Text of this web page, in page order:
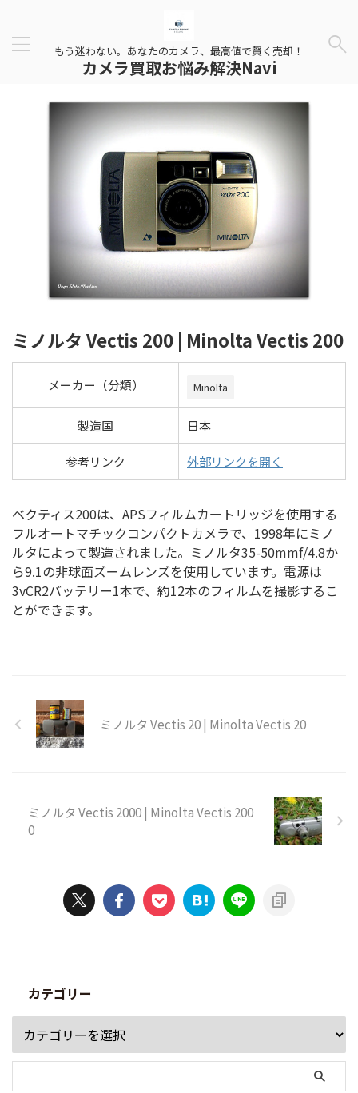
もう迷わない。あなたのカメラ、最高値で賢く売却！
カメラ買取お悩み解決Navi
ミノルタ Vectis 200 | Minolta Vectis 200
メーカー（分類） Minolta
製造国 日本
参考リンク 外部リンクを開く
ベクティス200は、APSフィルムカートリッジを使用する
フルオートマチックコンパクトカメラで、1998年にミノ
ルタによって製造されました。ミノルタ35-50mmf/4.8か
ら9.1の非球面ズームレンズを使用しています。電源は
3vCR2バッテリー1本で、約12本のフィルムを撮影するこ
とができます。
ミノルタ Vectis 20 | Minolta Vectis 20
ミノルタ Vectis 2000 | Minolta Vectis 200
0
カテゴリー